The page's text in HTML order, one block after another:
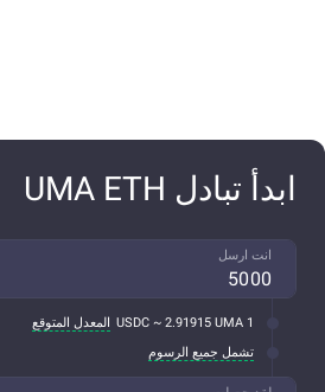
ابدأ تبادل UMA ETH
انت ارسل
1 USDC ~ 2.91915 UMA
المعدل المتوقع
تشمل جميع الرسوم